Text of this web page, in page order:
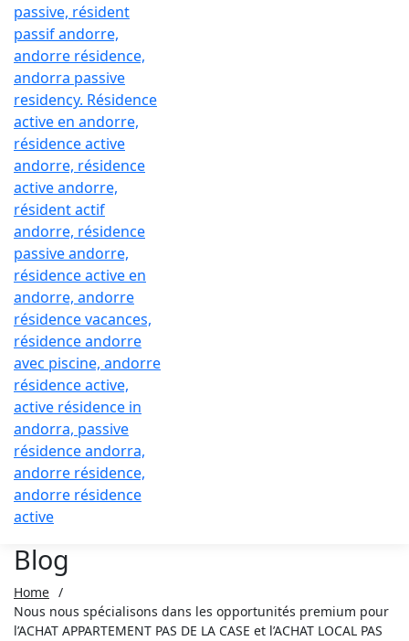
Blog
Home /
Nous nous spécialisons dans les opportunités premium pour
l’ACHAT APPARTEMENT PAS DE LA CASE et l’ACHAT LOCAL PAS